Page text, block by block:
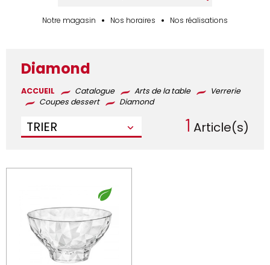
Notre magasin Nos horaires Nos réalisations
Diamond
ACCUEIL Catalogue Arts de la table
Verrerie
Coupes dessert
Diamond
TRIER 1 Article(s)